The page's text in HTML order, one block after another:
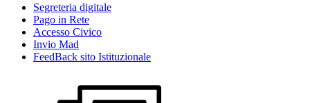
Segreteria digitale
Pago in Rete
Accesso Civico
Invio Mad
FeedBack sito Istituzionale